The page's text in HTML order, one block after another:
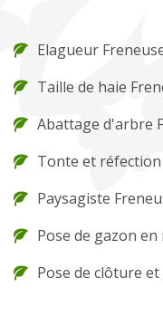
Elagueur
Taille de haie
Abattage d'arbre
Tonte et réfection
Paysagiste
Pose de gazon
Pose de clôture